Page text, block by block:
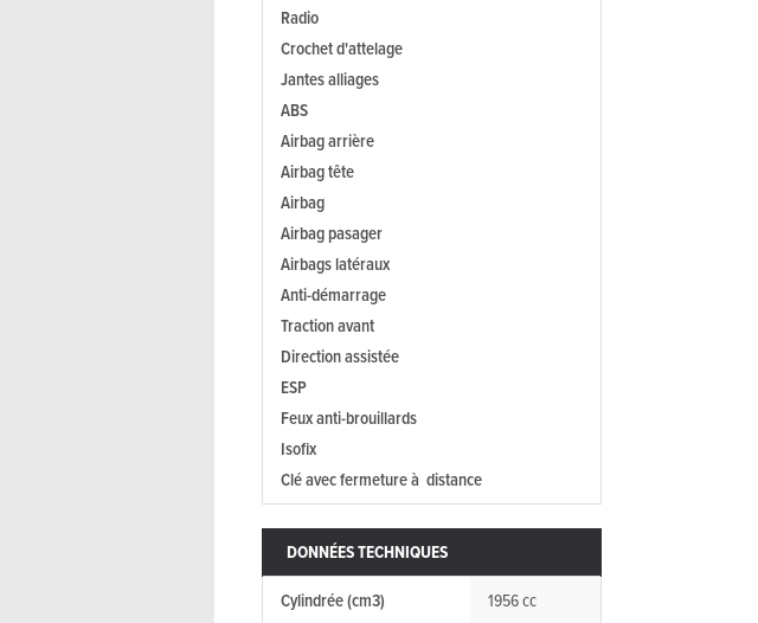
Radio
Crochet d'attelage
Jantes alliages
ABS
Airbag arrière
Airbag tête
Airbag
Airbag pasager
Airbags latéraux
Anti-démarrage
Traction avant
Direction assistée
ESP
Feux anti-brouillards
Isofix
Clé avec fermeture à distance
DONNÉES TECHNIQUES
Cylindrée (cm3)
1956 cc